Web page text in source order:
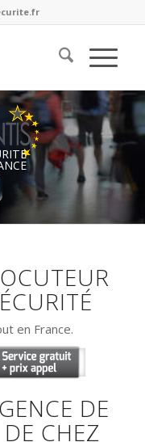
en France.
DE
CHEZ